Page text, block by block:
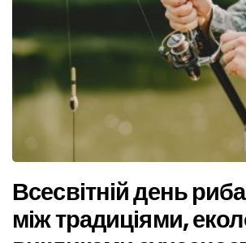
Всесвітній день
між традиціями,